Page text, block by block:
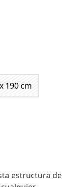
190 cm
estructura de